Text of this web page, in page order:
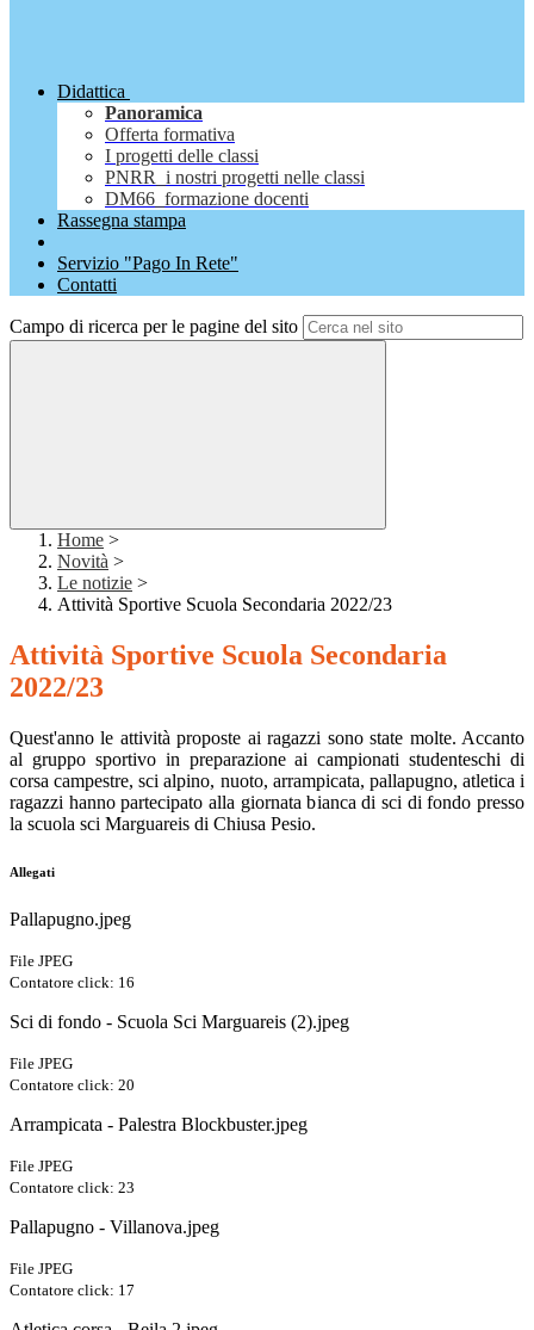
Didattica
Panoramica
Offerta formativa
I progetti delle classi
PNRR_i nostri progetti nelle classi
DM66_formazione docenti
Rassegna stampa
Servizio "Pago In Rete"
Contatti
Campo di ricerca per le pagine del sito
Home >
Novità >
Le notizie >
Attività Sportive Scuola Secondaria 2022/23
Attività Sportive Scuola Secondaria
2022/23
Quest'anno le attività proposte ai ragazzi sono state molte. Accanto
al gruppo sportivo in preparazione ai campionati studenteschi di
corsa campestre, sci alpino, nuoto, arrampicata, pallapugno, atletica i
ragazzi hanno partecipato alla giornata bianca di sci di fondo presso
la scuola sci Marguareis di Chiusa Pesio.
Allegati
Pallapugno.jpeg
File JPEG
Contatore click: 16
Sci di fondo - Scuola Sci Marguareis (2).jpeg
File JPEG
Contatore click: 20
Arrampicata - Palestra Blockbuster.jpeg
File JPEG
Contatore click: 23
Pallapugno - Villanova.jpeg
File JPEG
Contatore click: 17